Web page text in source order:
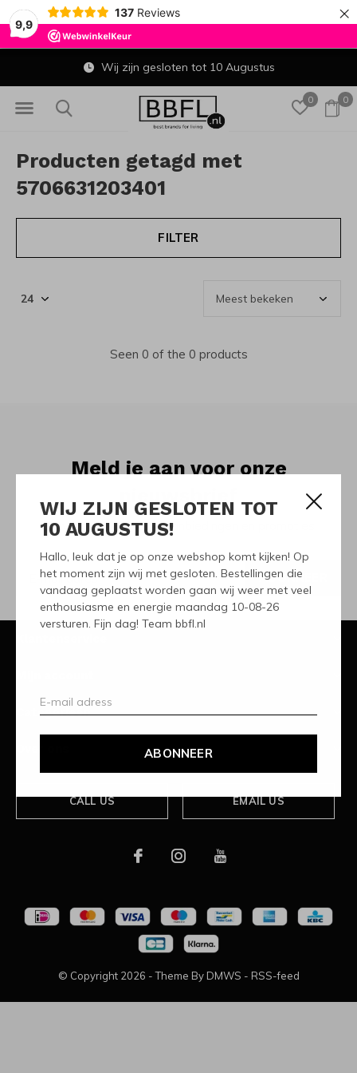
9,9
137 Reviews ×
WIJ ZIJN GESLOTEN TOT
10 AUGUSTUS!
Hallo, leuk dat je op onze webshop komt kijken! Op
het moment zijn wij met gesloten. Bestellingen die
vandaag geplaatst worden gaan wij weer met veel
enthousiasme en energie maandag 10-08-26
versturen. Fijn dag! Team bbfl.nl
ABONNEER
0 0
Wij zijn gesloten tot 10 Augustus
Producten getagd met
5706631203401
FILTER
Seen 0 of the 0 products
Meld je aan voor onze
Ontvang de nieuwste aanbiedingen en promoties
ABONNEER
Categorieën
CALL US EMAIL US
© Copyright 2026 - Theme By DMWS - RSS-feed